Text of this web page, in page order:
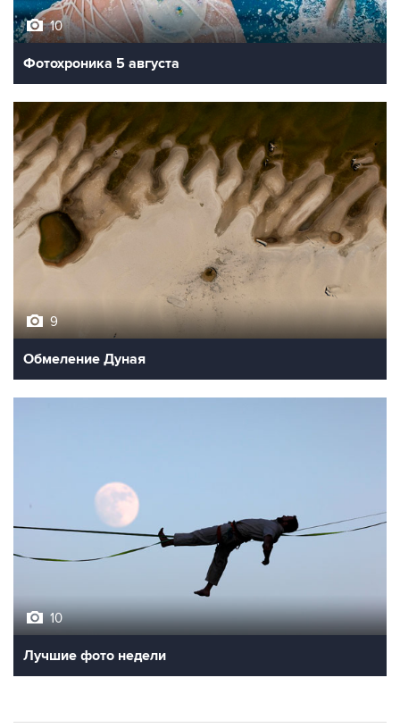
10
Фотохроника 5 августа
9
Обмеление Дуная
10
Лучшие фото недели